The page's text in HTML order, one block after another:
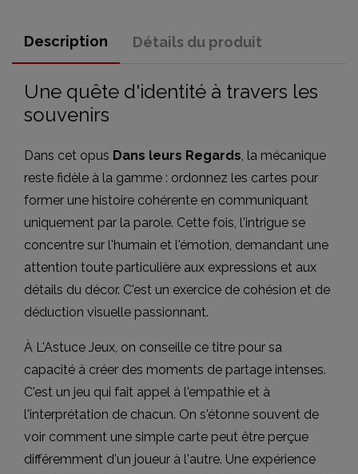
Description Détails du produit
Une quête d'identité à travers les
souvenirs
Dans cet opus Dans leurs Regards, la mécanique
reste fidèle à la gamme : ordonnez les cartes pour
former une histoire cohérente en communiquant
uniquement par la parole. Cette fois, l'intrigue se
concentre sur l'humain et l'émotion, demandant une
attention toute particulière aux expressions et aux
détails du décor. C'est un exercice de cohésion et de
déduction visuelle passionnant.
À L'Astuce Jeux, on conseille ce titre pour sa
capacité à créer des moments de partage intenses.
C'est un jeu qui fait appel à l'empathie et à
l'interprétation de chacun. On s'étonne souvent de
voir comment une simple carte peut être perçue
différemment d'un joueur à l'autre. Une expérience